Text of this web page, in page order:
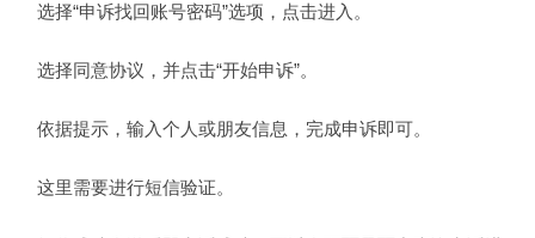
选择“申诉找回账号密码”选项，点击进入。
选择同意协议，并点击“开始申诉”。
依据提示，输入个人或朋友信息，完成申诉即可。
这里需要进行短信验证。